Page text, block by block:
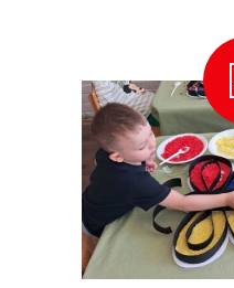
---- Jelenko
---- Kolibri
---- Lastavica
---- Pčelica